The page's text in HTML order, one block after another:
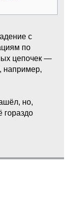
с
по
цепочек —
например,
но,
гораздо